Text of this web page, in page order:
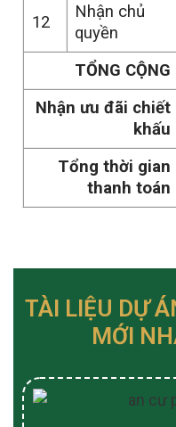
12
Nhận chủ
quyền
TỔNG CỘNG
Nhận ưu đãi chiết
khấu
Tổng thời gian
thanh toán
TÀI LIỆU DỰ
MỚI